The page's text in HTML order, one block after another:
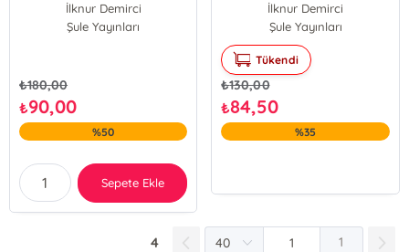
İlknur Demirci
Şule Yayınları
₺180,00
₺90,00
%50
Sepete Ekle
İlknur Demirci
Şule Yayınları
Tükendi
₺130,00
₺84,50
%35
4 1